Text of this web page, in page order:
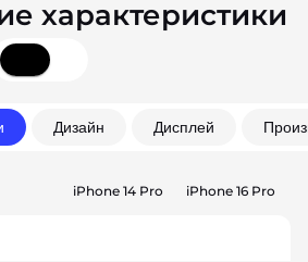
характеристики
Дизайн Дисплей
iPhone 14 Pro iPhone 16 Pro